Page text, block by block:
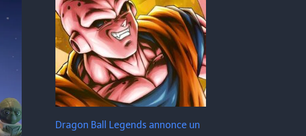
Dragon Ball Legends annonce un